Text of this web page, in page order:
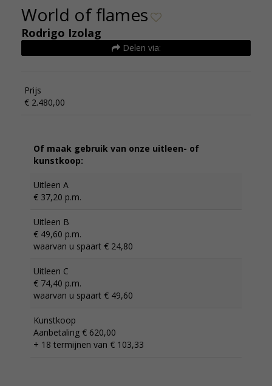
World of flames
Rodrigo Izolag
Delen via:
Prijs
€ 2.480,00
Of maak gebruik van onze uitleen- of
kunstkoop:
Uitleen A
€ 37,20 p.m.
Uitleen B
€ 49,60 p.m.
waarvan u spaart € 24,80
Uitleen C
€ 74,40 p.m.
waarvan u spaart € 49,60
Kunstkoop
Aanbetaling € 620,00
+ 18 termijnen van € 103,33